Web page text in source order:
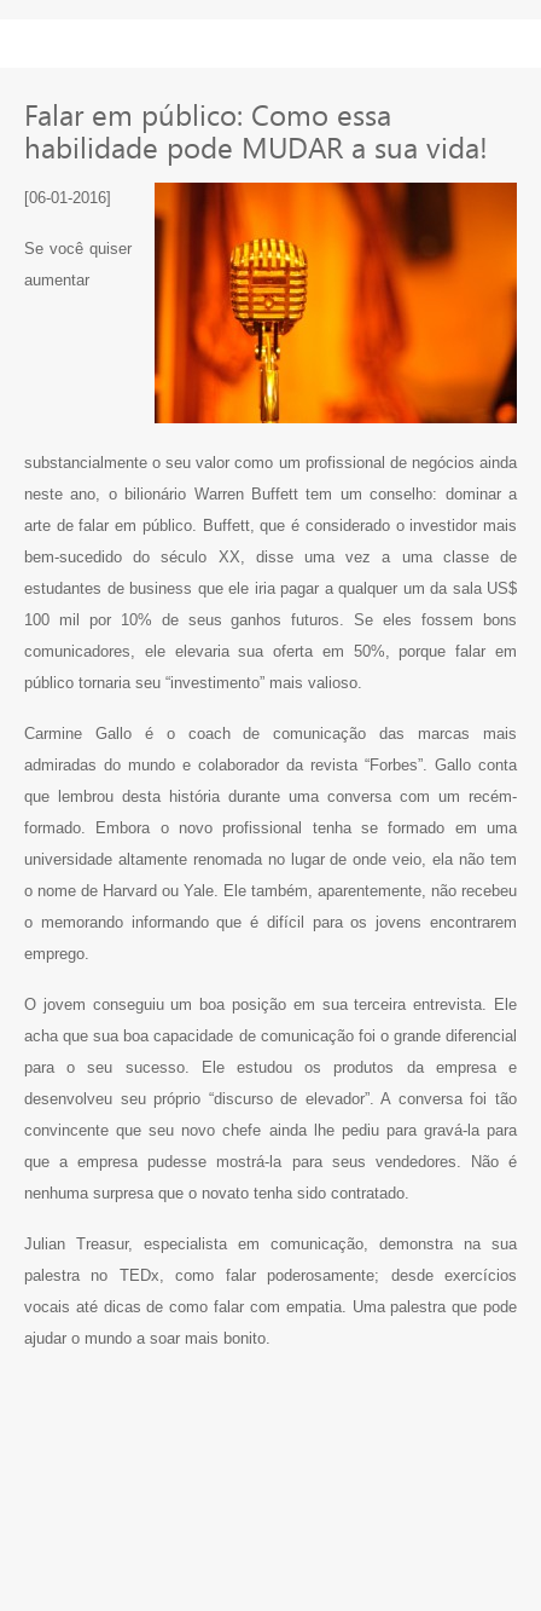
Falar em público: Como essa
habilidade pode MUDAR a sua vida!
[06-01-2016]
Se você quiser
aumentar
substancialmente o seu valor como um profissional de negócios ainda
neste ano, o bilionário Warren Buffett tem um conselho: dominar a
arte de falar em público. Buffett, que é considerado o investidor mais
bem-sucedido do século XX, disse uma vez a uma classe de
estudantes de business que ele iria pagar a qualquer um da sala US$
100 mil por 10% de seus ganhos futuros. Se eles fossem bons
comunicadores, ele elevaria sua oferta em 50%, porque falar em
público tornaria seu “investimento” mais valioso.
Carmine Gallo é o coach de comunicação das marcas mais
admiradas do mundo e colaborador da revista “Forbes”. Gallo conta
que lembrou desta história durante uma conversa com um recém-
formado. Embora o novo profissional tenha se formado em uma
universidade altamente renomada no lugar de onde veio, ela não tem
o nome de Harvard ou Yale. Ele também, aparentemente, não recebeu
o memorando informando que é difícil para os jovens encontrarem
emprego.
O jovem conseguiu um boa posição em sua terceira entrevista. Ele
acha que sua boa capacidade de comunicação foi o grande diferencial
para o seu sucesso. Ele estudou os produtos da empresa e
desenvolveu seu próprio “discurso de elevador”. A conversa foi tão
convincente que seu novo chefe ainda lhe pediu para gravá-la para
que a empresa pudesse mostrá-la para seus vendedores. Não é
nenhuma surpresa que o novato tenha sido contratado.
Julian Treasur, especialista em comunicação, demonstra na sua
palestra no TEDx, como falar poderosamente; desde exercícios
vocais até dicas de como falar com empatia. Uma palestra que pode
ajudar o mundo a soar mais bonito.